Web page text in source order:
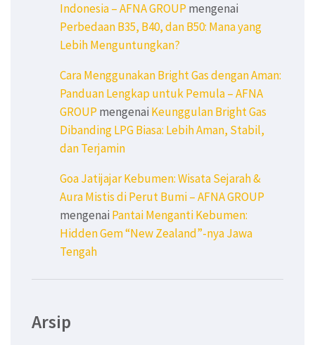
Indonesia – AFNA GROUPmengenai
Perbedaan B35, B40, dan B50: Mana yang
Lebih Menguntungkan?
Cara Menggunakan Bright Gas dengan Aman:
Panduan Lengkap untuk Pemula – AFNA
GROUPmengenai Keunggulan Bright Gas
Dibanding LPG Biasa: Lebih Aman, Stabil,
dan Terjamin
Goa Jatijajar Kebumen: Wisata Sejarah &
Aura Mistis di Perut Bumi – AFNA GROUP
mengenai Pantai Menganti Kebumen:
Hidden Gem “New Zealand”-nya Jawa
Tengah
Arsip